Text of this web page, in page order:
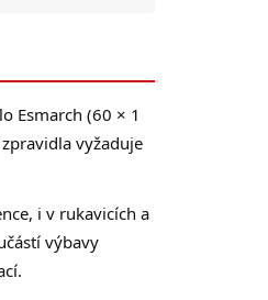
Esmarch (60 × 1
vyžaduje
i v rukavicích a
výbavy